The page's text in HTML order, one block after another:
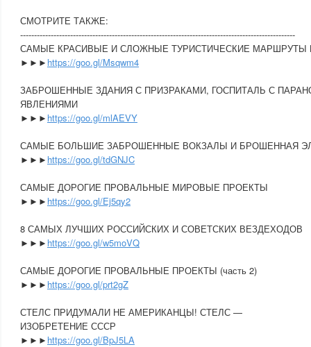
СМОТРИТЕ ТАКЖЕ:
---------------------------------------------------------------------------------------------------
САМЫЕ КРАСИВЫЕ И СЛОЖНЫЕ ТУРИСТИЧЕСКИЕ МАРШРУТЫ
►►► https://goo.gl/Msqwm4
ЗАБРОШЕННЫЕ ЗДАНИЯ С ПРИЗРАКАМИ, ГОСПИТАЛЬ С
ЯВЛЕНИЯМИ
►►► https://goo.gl/mlAEVY
САМЫЕ БОЛЬШИЕ ЗАБРОШЕННЫЕ ВОКЗАЛЫ И БРОШЕННАЯ
►►► https://goo.gl/tdGNJC
САМЫЕ ДОРОГИЕ ПРОВАЛЬНЫЕ МИРОВЫЕ ПРОЕКТЫ
►►► https://goo.gl/Ej5qy2
8 САМЫХ ЛУЧШИХ РОССИЙСКИХ И СОВЕТСКИХ ВЕЗДЕХОДОВ
►►► https://goo.gl/w5moVQ
САМЫЕ ДОРОГИЕ ПРОВАЛЬНЫЕ ПРОЕКТЫ (часть 2)
►►► https://goo.gl/prt2gZ
СТЕЛС ПРИДУМАЛИ НЕ АМЕРИКАНЦЫ! СТЕЛС —
ИЗОБРЕТЕНИЕ СССР
►►► https://goo.gl/BpJ5LA